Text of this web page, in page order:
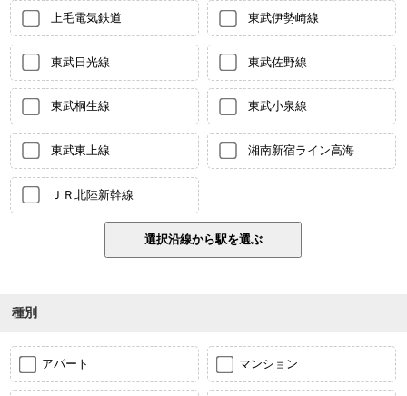
上毛電気鉄道 東武伊勢崎線
東武日光線 東武佐野線
東武桐生線 東武小泉線
東武東上線 湘南新宿ライン高海
ＪＲ北陸新幹線
種別
アパート マンション